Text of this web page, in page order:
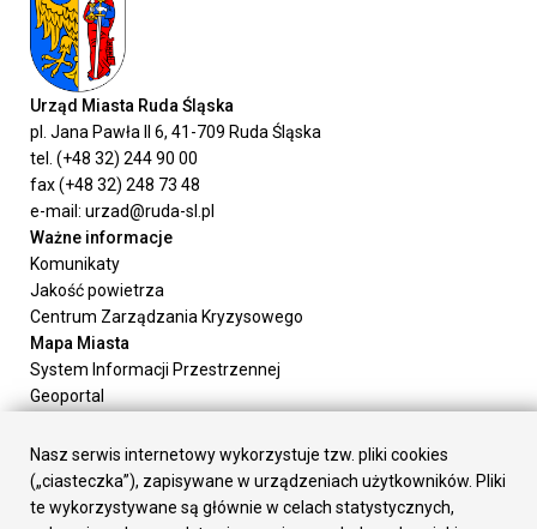
Urząd Miasta Ruda Śląska
pl. Jana Pawła II 6, 41-709 Ruda Śląska
tel. (+48 32) 244 90 00
fax (+48 32) 248 73 48
e-mail: urzad@ruda-sl.pl
Ważne informacje
Komunikaty
Jakość powietrza
Centrum Zarządzania Kryzysowego
Mapa Miasta
System Informacji Przestrzennej
Geoportal
Załatw sprawę
Prezydent Miasta
Rada Miasta
Nasz serwis internetowy wykorzystuje tzw. pliki cookies
(„ciasteczka”), zapisywane w urządzeniach użytkowników. Pliki
te wykorzystywane są głównie w celach statystycznych,